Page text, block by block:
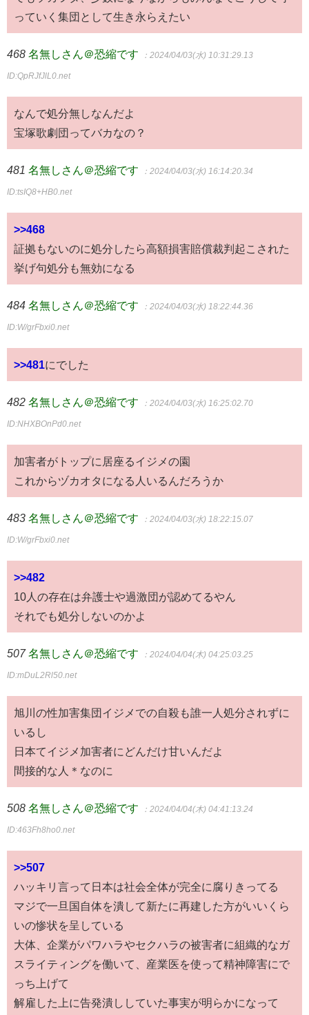
っていく集団として生き永らえたい
468 名無しさん＠恐縮です ：2024/04/03(水) 10:31:29.13
ID:QpRJfJlL0.net
なんで処分無しなんだよ
宝塚歌劇団ってバカなの？
481 名無しさん＠恐縮です ：2024/04/03(水) 16:14:20.34
ID:tsIQ8+HB0.net
>>468
証拠もないのに処分したら高額損害賠償裁判起こされた
挙げ句処分も無効になる
484 名無しさん＠恐縮です ：2024/04/03(水) 18:22:44.36
ID:W/grFbxi0.net
>>481 にでした
482 名無しさん＠恐縮です ：2024/04/03(水) 16:25:02.70
ID:NHXBOnPd0.net
加害者がトップに居座るイジメの園
これからヅカオタになる人いるんだろうか
483 名無しさん＠恐縮です ：2024/04/03(水) 18:22:15.07
ID:W/grFbxi0.net
>>482
10人の存在は弁護士や過激団が認めてるやん
それでも処分しないのかよ
507 名無しさん＠恐縮です ：2024/04/04(木) 04:25:03.25
ID:mDuL2Rl50.net
旭川の性加害集団イジメでの自殺も誰一人処分されずに
いるし
日本てイジメ加害者にどんだけ甘いんだよ
間接的な人＊なのに
508 名無しさん＠恐縮です ：2024/04/04(木) 04:41:13.24
ID:463Fh8ho0.net
>>507
ハッキリ言って日本は社会全体が完全に腐りきってる
マジで一旦国自体を潰して新たに再建した方がいいくら
いの惨状を呈している
大体、企業がパワハラやセクハラの被害者に組織的なガ
スライティングを働いて、産業医を使って精神障害にで
っち上げて
解雇した上に告発潰ししていた事実が明らかになって